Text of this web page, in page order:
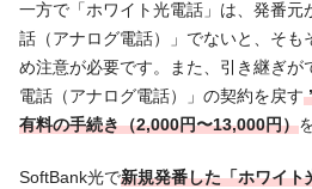
一方で「ホワイト光電話」は、発番元
話（アナログ電話）」でないと、そも
め注意が必要です。また、引き継ぎが
電話（アナログ電話）」の契約を戻す
有料の手続き（2,000円〜13,000円）
SoftBank光で新規発番した「ホワイト